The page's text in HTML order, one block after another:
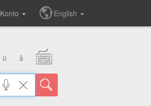
Konto English
ü â